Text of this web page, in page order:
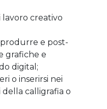
creativo
e post-
grafiche e
digital;
o inserirsi nei
calligrafia o